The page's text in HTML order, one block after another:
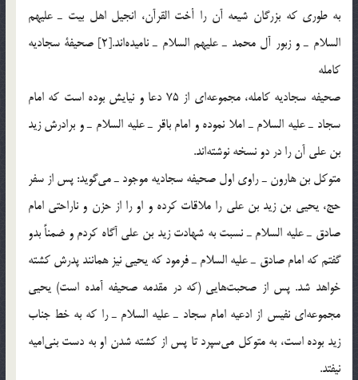
به طوري كه بزرگان شيعه آن را أخت القرآن، انجيل اهل بيت ـ عليهم
السلام ـ و زبور آل محمد ـ عليهم السلام ـ ناميده‌اند.[2] صحيفة سجاديه
كامله
صحيفه سجاديه كامله، مجموعه‌اي از 75 دعا و نيايش بوده است كه امام
سجاد ـ عليه السلام ـ املا نموده و امام باقر ـ عليه السلام ـ و برادرش زيد
بن علي آن را در دو نسخه نوشته‌اند.
متوكل بن هارون ـ راوي اول صحيفه سجاديه موجود ـ مي‌گويد: پس از سفر
حج، يحيي بن زيد بن علي را ملاقات كرده و او را از حزن و ناراحتي امام
صادق ـ عليه السلام ـ نسبت به شهادت زيد بن علي آگاه كردم و ضمناً بدو
گفتم كه امام صادق ـ عليه السلام ـ فرمود كه يحيي نيز همانند پدرش كشته
خواهد شد. پس از صحبت‌هايي (كه در مقدمه صحيفه آمده است) يحيي
مجموعه‌اي نفيس از ادعيه امام سجاد ـ عليه السلام ـ را كه به خط جناب
زيد بوده است، به متوكل مي‌سپرد تا پس از كشته شدن او به دست بني‌اميه
نيفتد.